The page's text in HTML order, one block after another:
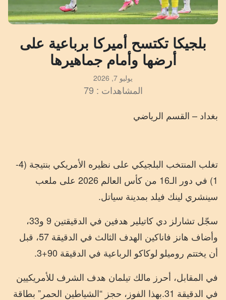
بلجيكا تكتسح أميركا برباعية على
أرضها وأمام جماهيرها
يوليو 7, 2026
المشاهدات : 79
بغداد – القسم الرياضي
تغلب المنتخب البلجيكي على نظيره الأمريكي بنتيجة (4-
1) في دور الـ16 من كأس العالم 2026 على ملعب
سينشري لينك فيلد بمدينة سياتل.
سجّل تشارلز دي كاتيلير هدفين في الدقيقتين 9 و33،
وأضاف هانز فاناكين الهدف الثالث في الدقيقة 57، قبل
أن يختتم روميلو لوكاكو الرباعية في الدقيقة 90+3.
في المقابل، أحرز مالك تيلمان هدف الشرف للأمريكيين
في الدقيقة 31.بهذا الفوز، حجز “الشياطين الحمر” بطاقة